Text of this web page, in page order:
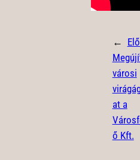
←
városi
at a
ő Kft.